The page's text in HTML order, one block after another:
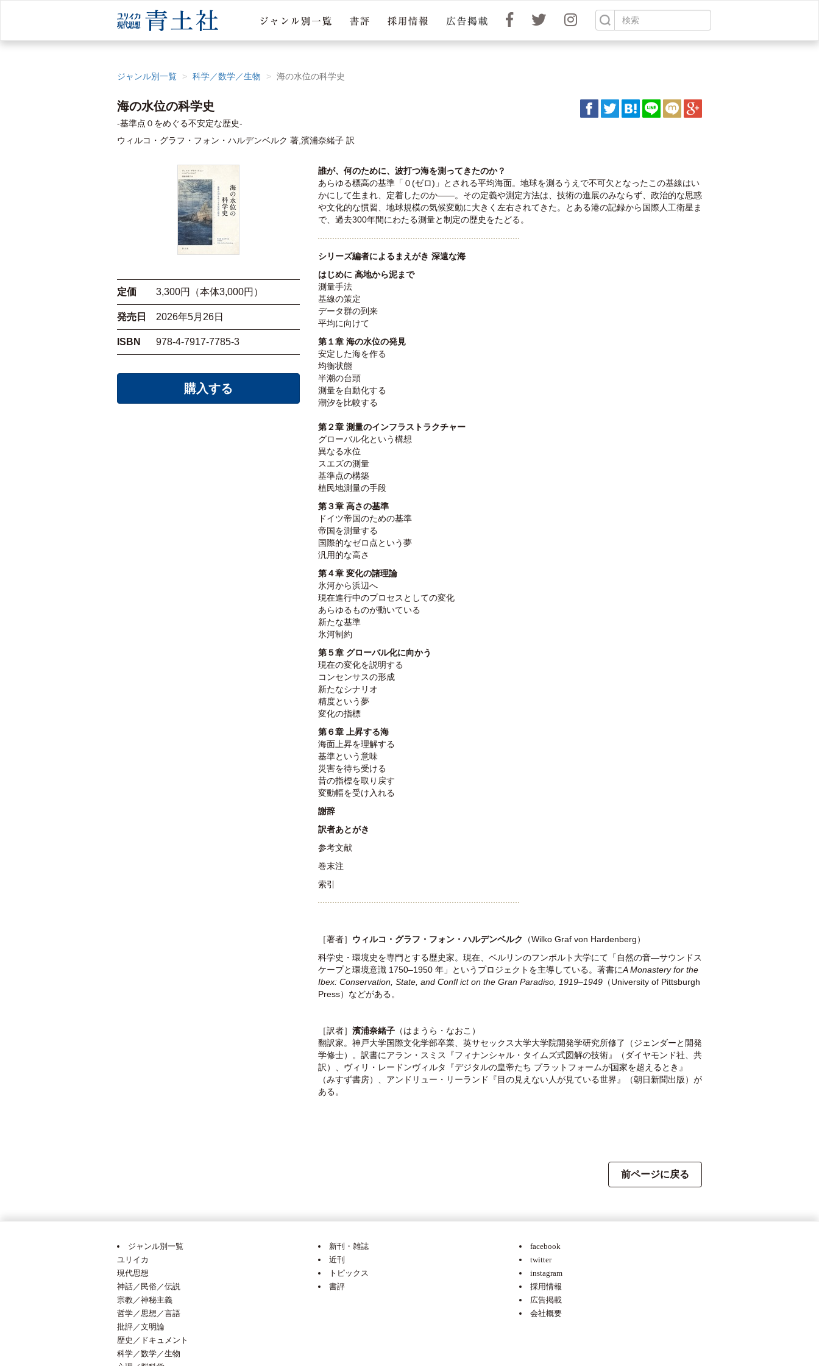
ジャンル別一覧 科学／数学／生物 海の水位の科学史
海の水位の科学史
-基準点０をめぐる不安定な歴史-
ウィルコ・グラフ・フォン・ハルデンベルク 著,濱浦奈緒子 訳
定価 3,300円（本体3,000円）
発売日 2026年5月26日
ISBN 978-4-7917-7785-3
購入する
誰が、何のために、波打つ海を測ってきたのか？
あらゆる標高の基準「０(ゼロ)」とされる平均海面。地球を測るうえで不可欠となったこの基線はい
かにして生まれ、定着したのか——。その定義や測定方法は、技術の進展のみならず、政治的な思惑
や文化的な慣習、地球規模の気候変動に大きく左右されてきた。とある港の記録から国際人工衛星ま
で、過去300年間にわたる測量と制定の歴史をたどる。
シリーズ編者によるまえがき 深遠な海
はじめに 高地から泥まで
測量手法
基線の策定
データ群の到来
平均に向けて
第１章 海の水位の発見
安定した海を作る
均衡状態
半潮の台頭
測量を自動化する
潮汐を比較する
第２章 測量のインフラストラクチャー
グローバル化という構想
異なる水位
スエズの測量
基準点の構築
植民地測量の手段
第３章 高さの基準
ドイツ帝国のための基準
帝国を測量する
国際的なゼロ点という夢
汎用的な高さ
第４章 変化の諸理論
氷河から浜辺へ
現在進行中のプロセスとしての変化
あらゆるものが動いている
新たな基準
氷河制約
第５章 グローバル化に向かう
現在の変化を説明する
コンセンサスの形成
新たなシナリオ
精度という夢
変化の指標
第６章 上昇する海
海面上昇を理解する
基準という意味
災害を待ち受ける
昔の指標を取り戻す
変動幅を受け入れる
謝辞
訳者あとがき
参考文献
巻末注
索引
［著者］ ウィルコ・グラフ・フォン・ハルデンベルク
（Wilko Graf von Hardenberg）
科学史・環境史を専門とする歴史家。現在、ベルリンのフンボルト大学にて「自然の音―サウンドス
ケープと環境意識 1750–1950 年」というプロジェクトを主導している。著書にA Monastery for the
Ibex: Conservation, State, and Confl ict on the Gran Paradiso, 1919–1949 （University of Pittsburgh
Press）などがある。
［訳者］ 濱浦奈緒子 （はまうら・なおこ）
翻訳家。神戸大学国際文化学部卒業、英サセックス大学大学院開発学研究所修了（ジェンダーと開発
学修士）。訳書にアラン・スミス『フィナンシャル・タイムズ式図解の技術』（ダイヤモンド社、共
訳）、ヴィリ・レードンヴィルタ『デジタルの皇帝たち プラットフォームが国家を超えるとき』
（みすず書房）、アンドリュー・リーランド『目の見えない人が見ている世界』（朝日新聞出版）が
ある。
前ページに戻る
ジャンル別一覧
ユリイカ
現代思想
神話／民俗／伝説
宗教／神秘主義
哲学／思想／言語
批評／文明論
歴史／ドキュメント
科学／数学／生物
新刊・雑誌
近刊
トピックス
書評
facebook
twitter
instagram
採用情報
広告掲載
会社概要